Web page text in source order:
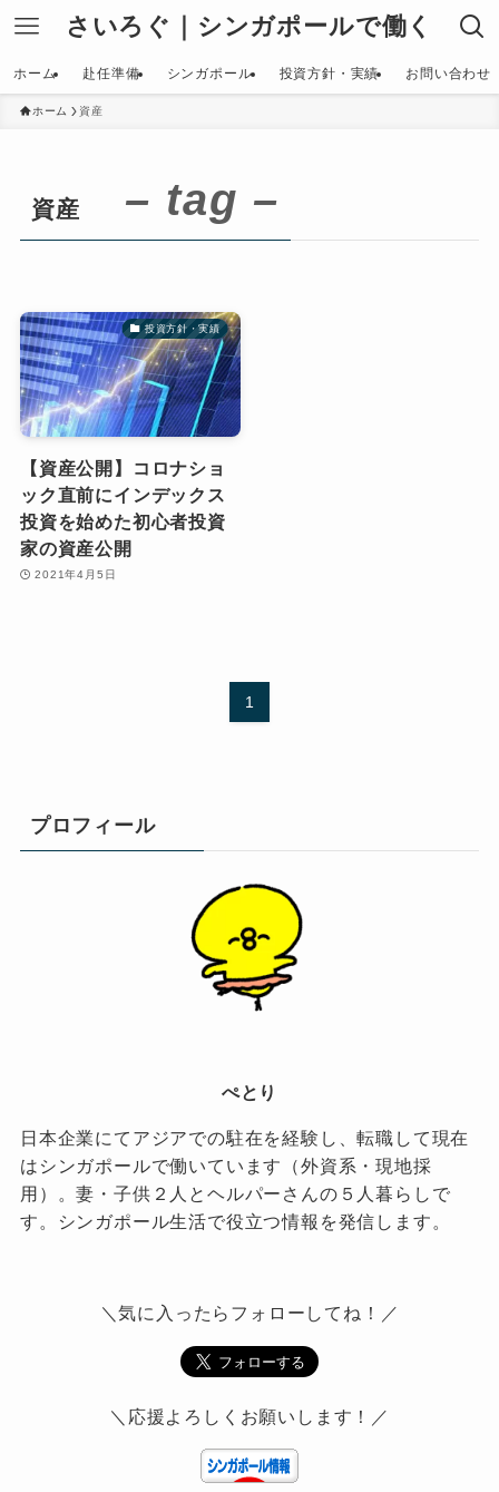
さいろぐ｜シンガポールで働く
ホーム 赴任準備 シンガポール 投資方針・実績 お問い合わせ
ホーム 資産
資産 – tag –
投資方針・実績
【資産公開】コロナショ
ック直前にインデックス
投資を始めた初心者投資
家の資産公開
2021年4月5日
1
プロフィール
ぺとり
日本企業にてアジアでの駐在を経験し、転職して現在
はシンガポールで働いています（外資系・現地採
用）。妻・子供２人とヘルパーさんの５人暮らしで
す。シンガポール生活で役立つ情報を発信します。
＼気に入ったらフォローしてね！／
＼応援よろしくお願いします！／